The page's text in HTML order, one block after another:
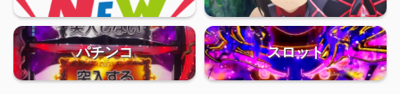
パチンコ スロット